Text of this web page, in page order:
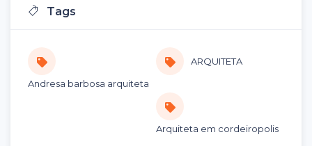
Tags
Andresa barbosa arquiteta
ARQUITETA
Arquiteta em cordeiropolis